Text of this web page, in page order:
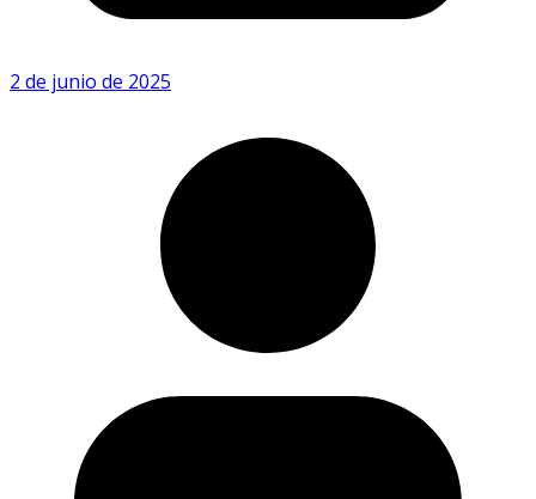
2 de junio de 2025